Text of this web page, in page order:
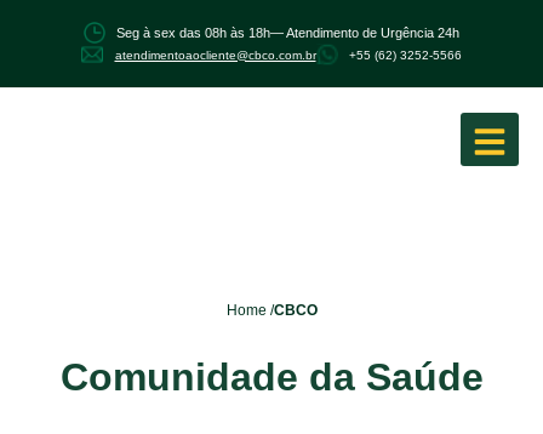
Seg à sex das 08h às 18h— Atendimento de Urgência 24h
atendimentoaocliente@cbco.com.br +55 (62) 3252-5566
Home /CBCO
Comunidade da Saúde